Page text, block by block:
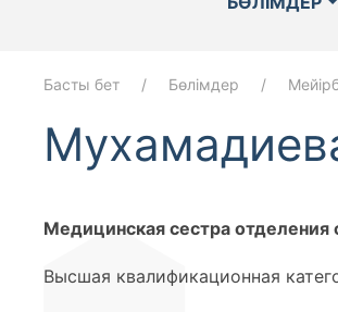
Басты бет Бөлімдер
Медицинская сестра
Высшая квалификационная